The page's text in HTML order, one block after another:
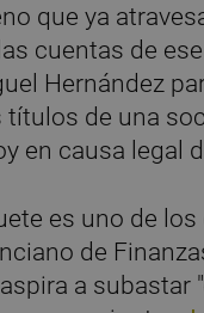
que ya
cuentas de
Hernández
títulos de una
en causa legal
es uno de los
de
a subastar